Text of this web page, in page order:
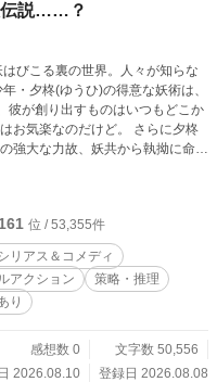
伝説……？
びこる裏の世界。人々が知らな
彼が創り出すものはいつもどこか
お気楽なのだけど。 さらに夕柊
強大な力故、妖共から執拗に命を
も簡単に退治してしまう無双ぶ
妖退治人育成学園に居座り、退
自由気ままに創造して学園に波
優しい彼。妖術や能力を使って現
いられない。 ※学園篇は
、カクヨムさんでも投稿させてい
位 / 53,355件
リアス＆コメディ
アクション
策略・推理
り
感想数 0
文字数 50,556
2026.08.10
登録日 2026.08.08